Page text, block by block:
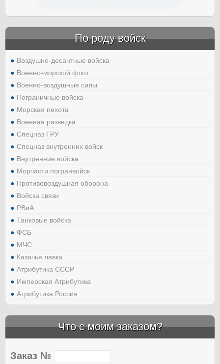
По роду войск
Воздушно-десантные войска
Военно-морской флот
Военно-воздушные силы
Пограничные войска
Морская пехота
Военная разведка
Спецназ ГРУ
Спецназ внутренних войск
Внутренние войска
Морчасти погранвойск
Противовоздушная оборона
Войска связи
РВиА
Танковые войска
ФСБ
МЧС
Казачья лавка
Атрибутика СССР
Имперская Атрибутика
Атрибутика Россия
Что с моим заказом?
Заказ №